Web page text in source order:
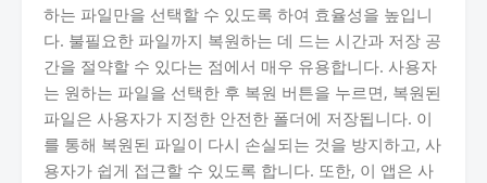
하는 파일만을 선택할 수 있도록 하여 효율성을 높입니
다. 불필요한 파일까지 복원하는 데 드는 시간과 저장 공
간을 절약할 수 있다는 점에서 매우 유용합니다. 사용자
는 원하는 파일을 선택한 후 복원 버튼을 누르면, 복원된
파일은 사용자가 지정한 안전한 폴더에 저장됩니다. 이
를 통해 복원된 파일이 다시 손실되는 것을 방지하고, 사
용자가 쉽게 접근할 수 있도록 합니다. 또한, 이 앱은 사